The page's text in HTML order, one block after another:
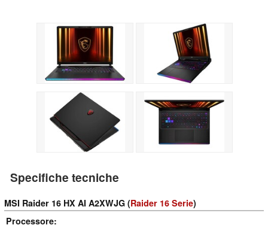
Specifiche tecniche
MSI Raider 16 HX AI A2XWJG (Raider 16 Serie)
Processore